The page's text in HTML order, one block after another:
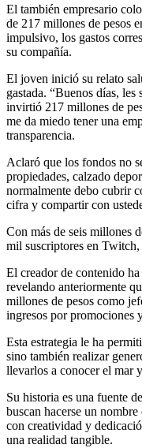
El también empresario
de 217 millones de pesos
impulsivo, los gastos
su compañía.
El joven inició su relato
gastada. “Buenos días,
invirtió 217 millones de
me da miedo tener una
transparencia.
Aclaró que los fondos no
propiedades, calzado
normalmente debo cubrir
cifra y compartir con
Con más de seis millones
mil suscriptores en
El creador de contenido
revelando anteriormente
millones de pesos como
ingresos por promociones
Esta estrategia le ha
sino también realizar
llevarlos a conocer el mar
Su historia es una fuente
buscan hacerse un
con creatividad y
una realidad tangible.